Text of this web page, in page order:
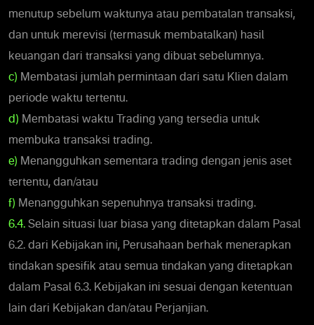
menutup sebelum waktunya atau pembatalan transaksi,
dan untuk merevisi (termasuk membatalkan) hasil
keuangan dari transaksi yang dibuat sebelumnya.
c) Membatasi jumlah permintaan dari satu Klien dalam
periode waktu tertentu.
d) Membatasi waktu Trading yang tersedia untuk
membuka transaksi trading.
e) Menangguhkan sementara trading dengan jenis aset
tertentu, dan/atau
f) Menangguhkan sepenuhnya transaksi trading.
6.4. Selain situasi luar biasa yang ditetapkan dalam Pasal
6.2. dari Kebijakan ini, Perusahaan berhak menerapkan
tindakan spesifik atau semua tindakan yang ditetapkan
dalam Pasal 6.3. Kebijakan ini sesuai dengan ketentuan
lain dari Kebijakan dan/atau Perjanjian.